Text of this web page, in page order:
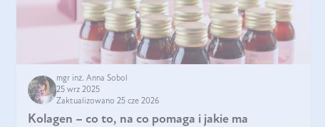
mgr inż. Anna Sobol
25 wrz 2025
Zaktualizowano 25 cze 2026
Kolagen – co to, na co pomaga i jakie ma